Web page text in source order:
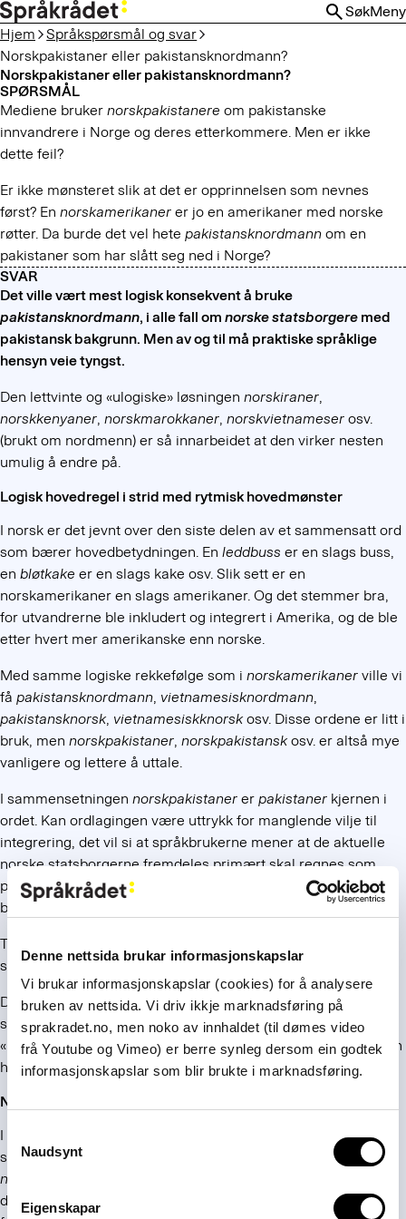
Denne nettsida brukar informasjonskapslar
Vi brukar informasjonskapslar (cookies) for å analysere
bruken av nettsida. Vi driv ikkje marknadsføring på
sprakradet.no, men noko av innhaldet (til dømes video
frå Youtube og Vimeo) er berre synleg dersom ein godtek
informasjonskapslar som blir brukte i marknadsføring.
Selection
Naudsynt
Eigenskapar
HOPP
TIL
HOVEDINNHOLD
SøkMeny
Hjem
Språkspørsmål og svar
Norskpakistaner eller pakistansknordmann?
Norskpakistaner eller pakistansknordmann?
SPØRSMÅL
Mediene bruker norskpakistanere om pakistanske
innvandrere i Norge og deres etterkommere. Men er ikke
dette feil?
Er ikke mønsteret slik at det er opprinnelsen som nevnes
først? En norskamerikaner er jo en amerikaner med norske
røtter. Da burde det vel hete pakistansknordmann om en
pakistaner som har slått seg ned i Norge?
SVAR
Det ville vært mest logisk konsekvent å bruke
pakistansknordmann, i alle fall om norske statsborgere med
pakistansk bakgrunn. Men av og til må praktiske språklige
hensyn veie tyngst.
Den lettvinte og «ulogiske» løsningen norskiraner,
norskkenyaner, norskmarokkaner, norskvietnameser osv.
(brukt om nordmenn) er så innarbeidet at den virker nesten
umulig å endre på.
Logisk hovedregel i strid med rytmisk hovedmønster
I norsk er det jevnt over den siste delen av et sammensatt ord
som bærer hovedbetydningen. En leddbuss er en slags buss,
en bløtkake er en slags kake osv. Slik sett er en
norskamerikaner en slags amerikaner. Og det stemmer bra,
for utvandrerne ble inkludert og integrert i Amerika, og de ble
etter hvert mer amerikanske enn norske.
Med samme logiske rekkefølge som i norskamerikaner ville vi
få pakistansknordmann, vietnamesisknordmann,
pakistansknorsk, vietnamesiskknorskosv. Disse ordene er litt i
bruk, men norskpakistaner, norskpakistanskosv. er altså mye
vanligere og lettere å uttale.
I sammensetningen norskpakistaner er pakistaner kjernen i
ordet. Kan ordlagingen være uttrykk for manglende vilje til
integrering, det vil si at språkbrukerne mener at de aktuelle
norske statsborgerne fremdeles primært skal regnes som
pakistanere, iranere osv.? Vi tror ikke det er det som ligger
bak.
Trolig er det praktiske forhold som har gitt opphav til
sammensetninger somnorskpakistaner.
Det er en klar tendens til at lette, korte ledd kommer først i
sammensetninger, jf. det velkjentenorskamerikaner.
«Rytmeskjemaet» som etablerte sammensetninger følger, kan
ha fungert som mal.
Nabolandene
I Norge må vi altså ty til sammensetningen
mannhvis vi
setterpakistansk-
osv. først. Mange kvir seg for å bruke ordet
nordmann
de udiskutabelt kjønnsnøytrale variantene med
norsk- som